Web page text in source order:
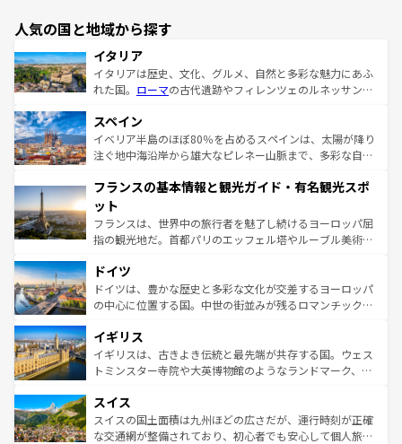
人気の国と地域から探す
イタリア
イタリアは歴史、文化、グルメ、自然と多彩な魅力にあふ
れた国。 ローマの古代遺跡やフィレンツェのルネッサンス
ろん、トスカーナの美しい田園風景やアマルフィ海岸の絶
景など、自然景観も見逃せない。観光の合間には、本場の
ピザやパスタなど、絶品のイタリア料理を堪能することも
ませてくれるイタリアで、忘れられない旅をしてみよう！
なお、新着のイタリア情報は
しい。
スペイン
イベリア半島のほぼ80％を占めるスペインは、太陽が降り
注ぐ地中海沿岸から雄大なピレネー山脈まで、多彩な自然
文化が根付くこの国では、情熱的なフラメンコ、熱気あふ
れる闘牛、そして美味しいタパスが生活の一部となってい
る。首都マドリードの洗練された雰囲気や、バルセロナの
アートに溢れた街角から、地方では古代ローマ遺跡や中世
せる。地方によって風土や気候が異なるスペインはその個
性で訪れる人を魅了する。 なお、新着のスペイン情報は コ
ンテンツ一覧を参照してほしい。
フランスの基本情報と観光ガイド・有名観光スポ
ット
フランスは、世界中の旅行者を魅了し続けるヨーロッパ屈
指の観光地だ。首都パリのエッフェル塔やルーブル美術館
で、幅広い魅力が詰まっている。華麗な宮殿、歴史的な大
聖堂、美しいビーチ、そして豊かな自然が、訪れる者を心
から魅了する。また、フランスは美食の国としても知ら
いる。シャンパンの発祥地であるランス、プロヴァンスの
香り高いラベンダー畑など、多彩な楽しみ方が可能だ。さ
らに、パリ以外の地域にも魅力が溢れており、どの街角に
れる地方に足を運ぶとそれぞれで全く異なる文化を体験で
きるだろう。 なお、新着のフランス情報はコンテンツ一覧
を参照してほしい。
ドイツ
ドイツは、豊かな歴史と多彩な文化が交差するヨーロッパ
の中心に位置する国。中世の街並みが残るロマンチック街
顔を持つこの国は、どこを歩いても飽きることがない。ベ
ルリンの文化的活気、バイエルン州のアルプスの絶景、そ
してライン川沿いのワイン畑といった風景は必見。ビール
は、お酒好きな人にはぜひ体験してほしい。 なお、新着の
ドイツ情報はコンテンツ一覧を参照してほしい。
イギリス
イギリスは、古きよき伝統と最先端が共存する国。ウェス
トミンスター寺院や大英博物館のようなランドマーク、歴
リアごとに異なる魅力がある。また、優雅なアフタヌーン
ティー、ビール好きにはたまらない英国パブ、サッカー観
戦など、本場だからこそできる体験も豊富。イギリスを旅
スイス
スイスの国土面積は九州ほどの広さだが、運行時刻が正確
な交通網が整備されており、初心者でも安心して個人旅行